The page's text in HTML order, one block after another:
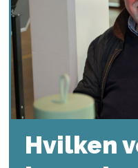
Hvilken